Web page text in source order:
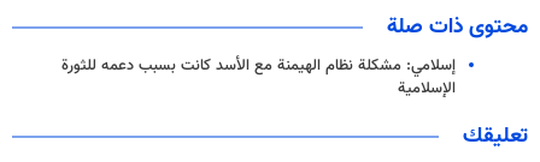
محتوى ذات صلة
إسلامي: مشكلة نظام الهيمنة مع الأسد كانت بسبب دعمه للثورة
الإسلامية
تعليقك